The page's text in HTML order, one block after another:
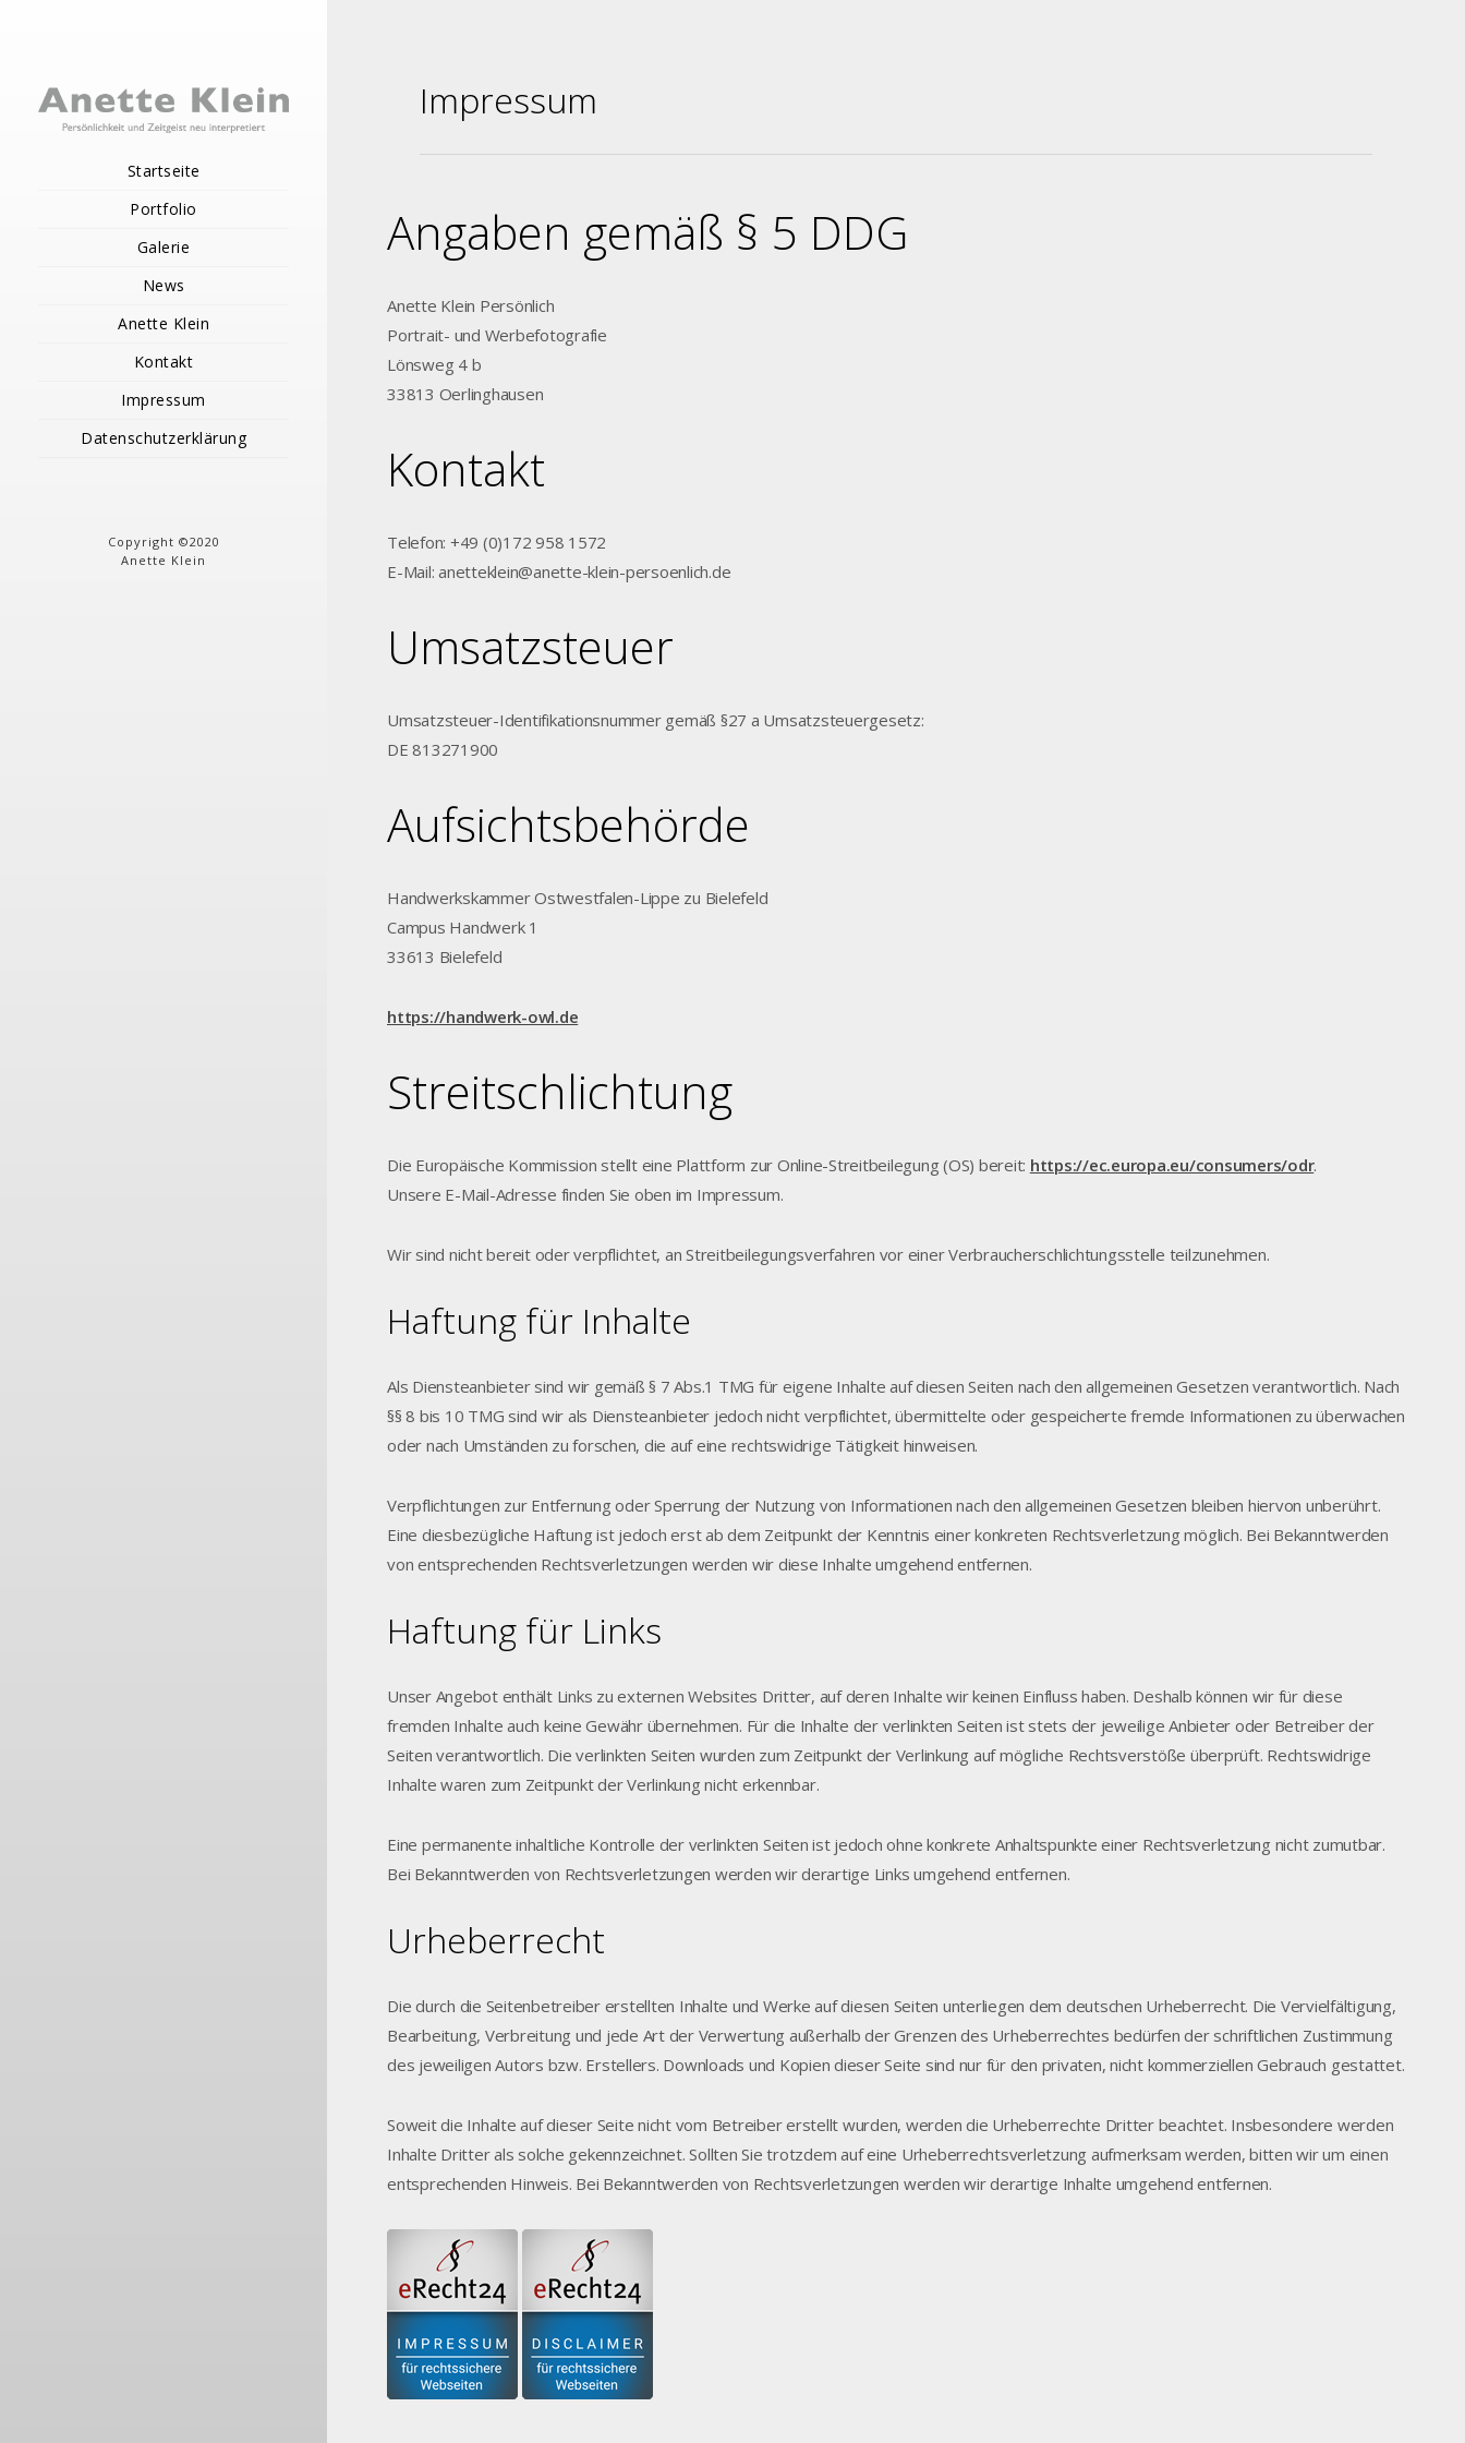
Startseite
Portfolio
Galerie
News
Anette Klein
Kontakt
Impressum
Datenschutzerklärung
Copyright ©2020
Anette Klein
Impressum
Angaben gemäß § 5 DDG
Anette Klein Persönlich
Portrait- und Werbefotografie
Lönsweg 4 b
33813 Oerlinghausen
Kontakt
Telefon: +49 (0)172 958 1572
E-Mail: anetteklein@anette-klein-persoenlich.de
Umsatzsteuer
Umsatzsteuer-Identifikationsnummer gemäß §27 a Umsatzsteuergesetz:
DE 813271900
Aufsichtsbehörde
Handwerkskammer Ostwestfalen-Lippe zu Bielefeld
Campus Handwerk 1
33613 Bielefeld
https://handwerk-owl.de
Streitschlichtung
Die Europäische Kommission stellt eine Plattform zur Online-Streitbeilegung (OS) bereit: https://ec.europa.eu/consumers/odr.
Unsere E-Mail-Adresse finden Sie oben im Impressum.
Wir sind nicht bereit oder verpflichtet, an Streitbeilegungsverfahren vor einer Verbraucherschlichtungsstelle teilzunehmen.
Haftung für Inhalte
Als Diensteanbieter sind wir gemäß § 7 Abs.1 TMG für eigene Inhalte auf diesen Seiten nach den allgemeinen Gesetzen verantwortlich. Nach
§§ 8 bis 10 TMG sind wir als Diensteanbieter jedoch nicht verpflichtet, übermittelte oder gespeicherte fremde Informationen zu überwachen
oder nach Umständen zu forschen, die auf eine rechtswidrige Tätigkeit hinweisen.
Verpflichtungen zur Entfernung oder Sperrung der Nutzung von Informationen nach den allgemeinen Gesetzen bleiben hiervon unberührt.
Eine diesbezügliche Haftung ist jedoch erst ab dem Zeitpunkt der Kenntnis einer konkreten Rechtsverletzung möglich. Bei Bekanntwerden
von entsprechenden Rechtsverletzungen werden wir diese Inhalte umgehend entfernen.
Haftung für Links
Unser Angebot enthält Links zu externen Websites Dritter, auf deren Inhalte wir keinen Einfluss haben. Deshalb können wir für diese
fremden Inhalte auch keine Gewähr übernehmen. Für die Inhalte der verlinkten Seiten ist stets der jeweilige Anbieter oder Betreiber der
Seiten verantwortlich. Die verlinkten Seiten wurden zum Zeitpunkt der Verlinkung auf mögliche Rechtsverstöße überprüft. Rechtswidrige
Inhalte waren zum Zeitpunkt der Verlinkung nicht erkennbar.
Eine permanente inhaltliche Kontrolle der verlinkten Seiten ist jedoch ohne konkrete Anhaltspunkte einer Rechtsverletzung nicht zumutbar.
Bei Bekanntwerden von Rechtsverletzungen werden wir derartige Links umgehend entfernen.
Urheberrecht
Die durch die Seitenbetreiber erstellten Inhalte und Werke auf diesen Seiten unterliegen dem deutschen Urheberrecht. Die Vervielfältigung,
Bearbeitung, Verbreitung und jede Art der Verwertung außerhalb der Grenzen des Urheberrechtes bedürfen der schriftlichen Zustimmung
des jeweiligen Autors bzw. Erstellers. Downloads und Kopien dieser Seite sind nur für den privaten, nicht kommerziellen Gebrauch gestattet.
Soweit die Inhalte auf dieser Seite nicht vom Betreiber erstellt wurden, werden die Urheberrechte Dritter beachtet. Insbesondere werden
Inhalte Dritter als solche gekennzeichnet. Sollten Sie trotzdem auf eine Urheberrechtsverletzung aufmerksam werden, bitten wir um einen
entsprechenden Hinweis. Bei Bekanntwerden von Rechtsverletzungen werden wir derartige Inhalte umgehend entfernen.